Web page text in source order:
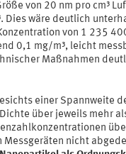
von 20 nm pro cm³
Dies wäre deutlich
von 1 235
0,1 mg/m³, leicht
Maßnahmen
einer Spannweite
über jeweils mehr
nicht